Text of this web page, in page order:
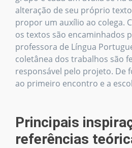
alteração de seu próprio
propor um auxílio ao colega.
os textos são encaminhados
professora de Língua
coletânea dos trabalhos são
responsável pelo projeto. De
ao primeiro encontro e a
Principais
referências